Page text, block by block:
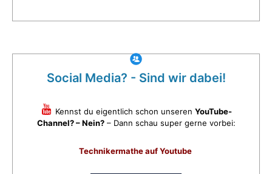
Social Media? - Sind wir dabei!
Kennst du eigentlich schon unseren YouTube-
Channel? – Nein?– Dann schau super gerne vorbei:
Technikermathe auf Youtube